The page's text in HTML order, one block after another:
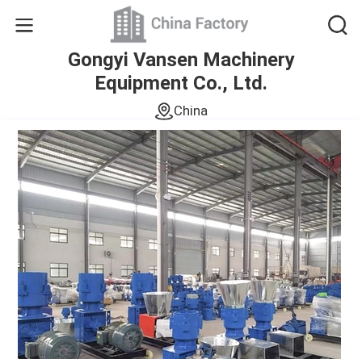
Gongyi Vansen Machinery
Equipment Co., Ltd.
China